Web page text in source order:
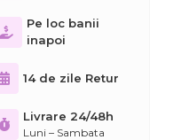
Pe loc banii
inapoi
14 de zile Retur
Livrare 24/48h
Luni – Sambata